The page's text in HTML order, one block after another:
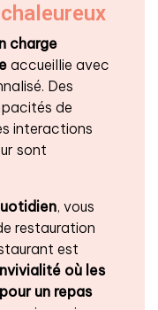
charge
accueillie avec
Des
de
interactions
sont
, vous
restauration
est
où les
un repas